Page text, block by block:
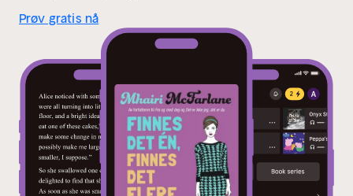
Prøv gratis nå